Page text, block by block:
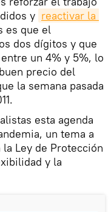
y reactivar la
es que el
dos dígitos y que
un 4% y 5%, lo
precio del
la semana pasada
esta agenda
un tema a
Ley de Protección
y la